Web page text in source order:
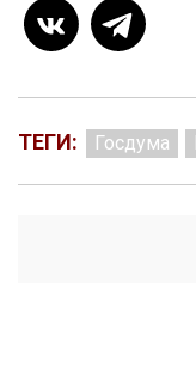
ТЕГИ: Госдума